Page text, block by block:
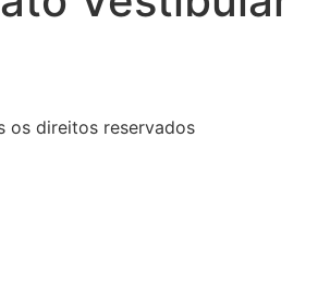
os direitos reservados